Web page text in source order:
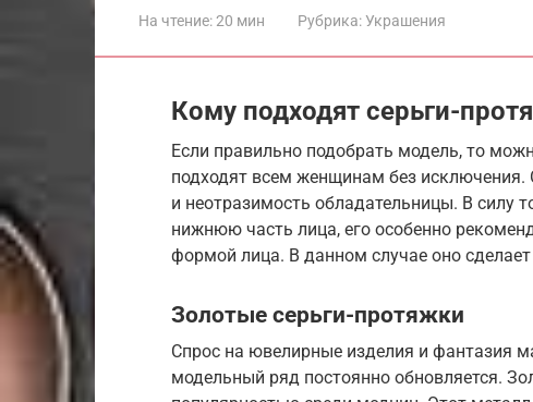
На чтение:20 мин Рубрика:Украшения
Кому подходят серьги-
Если правильно подобрать модель, то
подходят всем женщинам без исключения.
и неотразимость обладательницы. В силу
нижнюю часть лица, его особенно
формой лица. В данном случае оно
Золотые серьги-протяжки
Спрос на ювелирные изделия и фантазия
модельный ряд постоянно обновляется.